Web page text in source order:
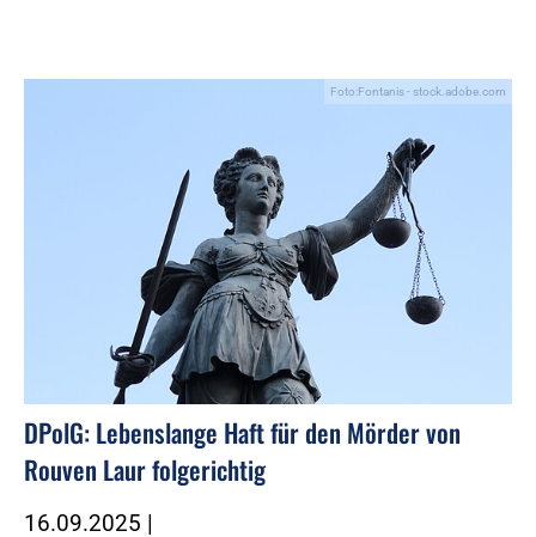
Foto:Fontanis - stock.adobe.com
DPolG: Lebenslange Haft für den Mörder von
Rouven Laur folgerichtig
16.09.2025 |